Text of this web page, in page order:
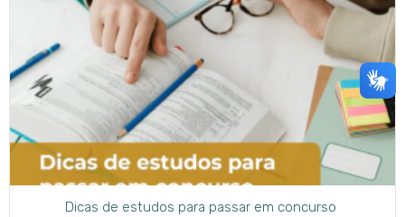
Dicas de estudos para passar em concurso